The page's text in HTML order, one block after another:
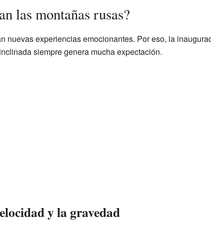
las montañas rusas?
nuevas experiencias emocionantes. Por eso, la
siempre genera mucha expectación.
y la gravedad